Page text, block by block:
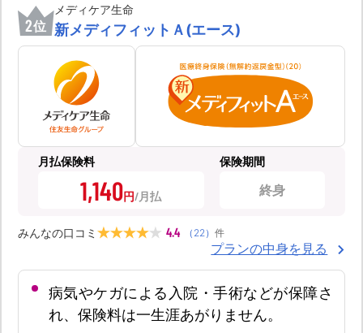
2位
メディケア生命
新メディフィットＡ(エース)
月払保険料
1,140円
保険期間
終身
みんなの口コミ 4.4 （ 22） 件
プランの中身を見る
病気やケガによる入院・手術などが保障さ
れ、保険料は一生涯あがりません。